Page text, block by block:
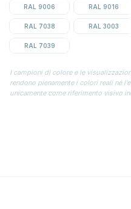
RAL 9006 RAL 9016
RAL 7038 RAL 3003
RAL 7039
I campioni di colore e le
rendono pienamente i colori reali né
unicamente come riferimento visivo